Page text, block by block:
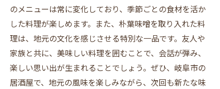
のメニューは常に変化しており、季節ごとの食材を活か
した料理が楽しめます。また、朴葉味噌を取り入れた料
理は、地元の文化を感じさせる特別な一品です。友人や
家族と共に、美味しい料理を囲むことで、会話が弾み、
楽しい思い出が生まれることでしょう。ぜひ、岐阜市の
居酒屋で、地元の風味を楽しみながら、次回も新たな味